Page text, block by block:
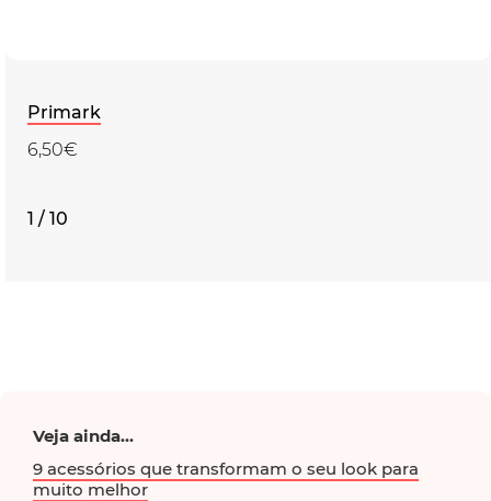
Primark
6,50€
1 / 10
Veja ainda...
9 acessórios que transformam o seu look para
muito melhor